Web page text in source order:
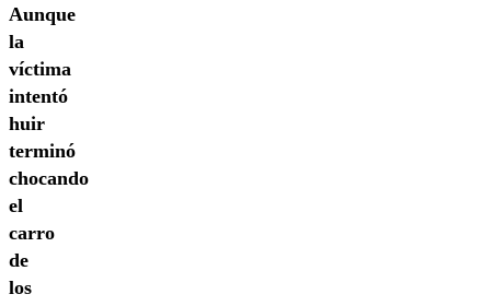
Aunque
la
víctima
intentó
huir
terminó
chocando
el
carro
de
los